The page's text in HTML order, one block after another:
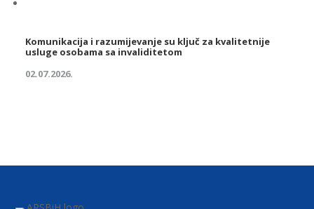
Komunikacija i razumijevanje su ključ za kvalitetnije
usluge osobama sa invaliditetom
02.07.2026.